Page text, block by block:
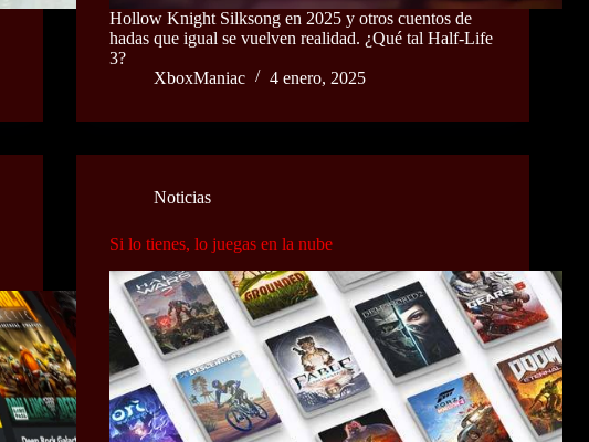
Hollow Knight Silksong en 2025 y otros cuentos de
hadas que igual se vuelven realidad. ¿Qué tal Half-Life
3?
XboxManiac
4 enero, 2025
Noticias
Si lo tienes, lo juegas en la nube